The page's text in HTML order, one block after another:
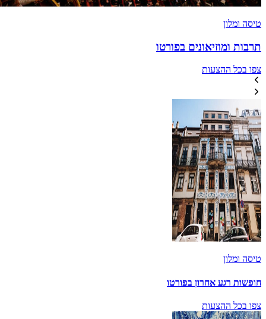
טיסה ומלון
תרבות ומוזיאונים בפורטו
צפו בכל ההצעות
טיסה ומלון
חופשות רגע אחרון בפורטו
צפו בכל ההצעות